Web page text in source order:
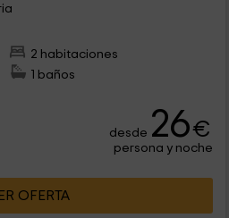
2 habitaciones
1 baños
desde 26€
persona y noche
OFERTA